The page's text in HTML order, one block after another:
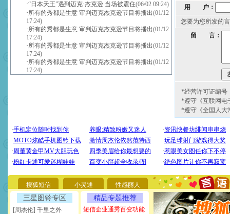
·“日本天王”遇到迈克·杰克逊 当场被震住(06/02 09:24)
·所有的秀都是生意 审判迈克杰克逊节目将播出(01/12
17:24)
·所有的秀都是生意 审判迈克杰克逊节目将播出(01/12
17:24)
·所有的秀都是生意 审判迈克杰克逊节目将播出(01/12
17:24)
·所有的秀都是生意 审判迈克杰克逊节目将播出(01/12
17:24)
用 户：
您要为您所发的
留 言：
*经营许可证编号
*遵守《互联网电
*遵守《全国人大
搜狐短信 小灵通 性感丽人
三星图铃专区
[周杰伦] 千里之外
精品专题推荐
短信企业通秀百变功能
[圣诞节]圣诞节到了，想想
你太多，只有给你五千万
要平安！千万要知足！千
[圣诞节]不只这样的日子才
能正大光明地骚扰你,告诉
天都要快乐噢!
[圣诞节]奉上一颗祝福的心,
如意,快乐,鲜花,一切美好的
[元旦]看到你我会触电；看